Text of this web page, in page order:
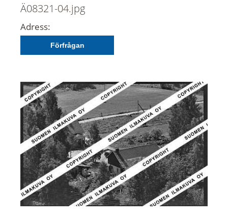
Ä08321-04.jpg
Adress:
Förfrågan